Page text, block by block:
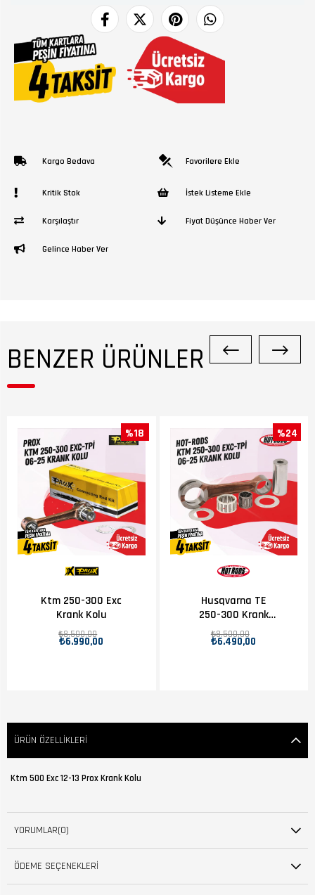
Kargo Bedava Favorilere Ekle
Kritik Stok İstek Listeme Ekle
Karşılaştır Fiyat Düşünce Haber Ver
Gelince Haber Ver
BENZER ÜRÜNLER
Ktm 250-300 Exc
Krank Kolu
₺6.990,00
₺8.500,00
%18
Husqvarna TE
250-300 Krank
Kolu
₺6.490,00
₺8.500,00
%24
ÜRÜN ÖZELLIKLERI
Ktm 500 Exc 12-13 Prox Krank Kolu
YORUMLAR(0)
ÖDEME SEÇENEKLERI